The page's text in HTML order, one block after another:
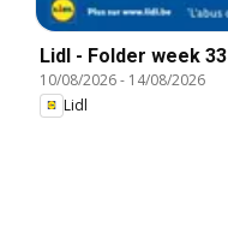
Lidl - Folder week 33
10/08/2026- 14/08/2026
Lidl